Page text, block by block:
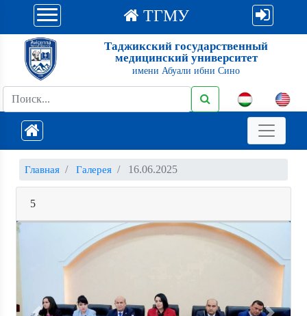
ТГМУ
Таджикский государственный
медицинский университет
имени Абуали ибни Сино
Главная Галерея 16.06.2025
5